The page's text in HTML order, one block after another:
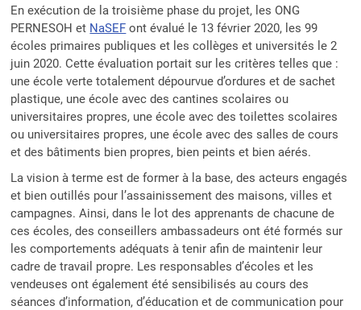
En exécution de la troisième phase du projet, les ONG
PERNESOH et NaSEF ont évalué le 13 février 2020, les 99
écoles primaires publiques et les collèges et universités le 2
juin 2020. Cette évaluation portait sur les critères telles que :
une école verte totalement dépourvue d’ordures et de sachet
plastique, une école avec des cantines scolaires ou
universitaires propres, une école avec des toilettes scolaires
ou universitaires propres, une école avec des salles de cours
et des bâtiments bien propres, bien peints et bien aérés.
La vision à terme est de former à la base, des acteurs engagés
et bien outillés pour l’assainissement des maisons, villes et
campagnes. Ainsi, dans le lot des apprenants de chacune de
ces écoles, des conseillers ambassadeurs ont été formés sur
les comportements adéquats à tenir afin de maintenir leur
cadre de travail propre. Les responsables d’écoles et les
vendeuses ont également été sensibilisés au cours des
séances d’information, d’éducation et de communication pour